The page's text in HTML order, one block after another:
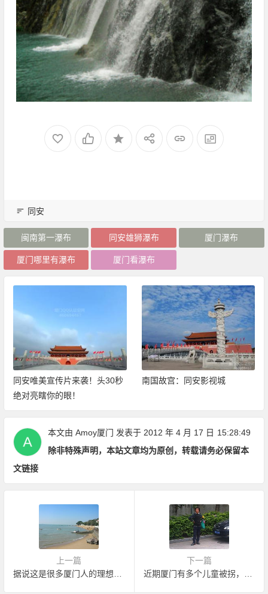
同安
闽南第一瀑布 同安雄狮瀑布 厦门瀑布
厦门哪里有瀑布 厦门看瀑布
同安唯美宣传片来袭！头30秒
绝对亮瞎你的眼！
南国故宫：同安影视城
本文由 Amoy厦门 发表于 2012 年 4 月 17 日 15:28:49
除非特殊声明，本站文章均为原创，转载请务必保留本
文链接
上一篇
下一篇